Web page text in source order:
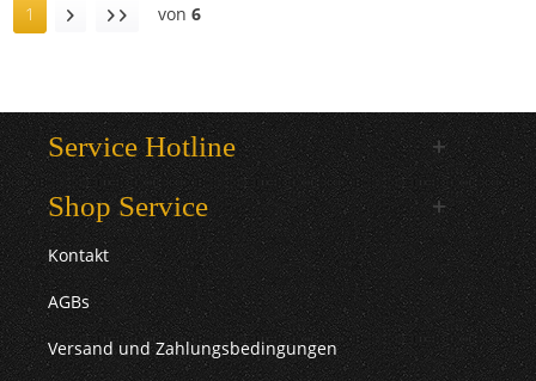
1 von 6
Service Hotline
Shop Service
Kontakt
AGBs
Versand und Zahlungsbedingungen